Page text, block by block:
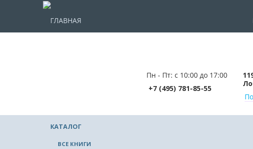
ГЛАВНАЯ
Пн - Пт: с 10:00 до 17:00
+7 (495) 781-85-55
КАТАЛОГ
ВСЕ КНИГИ